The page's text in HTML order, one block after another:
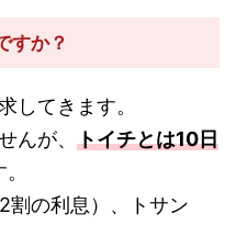
すか？
してきます。
んが、 トイチとは10日
割の利息）、トサン